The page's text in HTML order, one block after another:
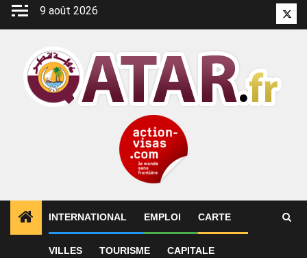
Aller
9 août 2026
INTERNATIONAL EMPLOI CARTE
VILLES TOURISME CAPITALE
International